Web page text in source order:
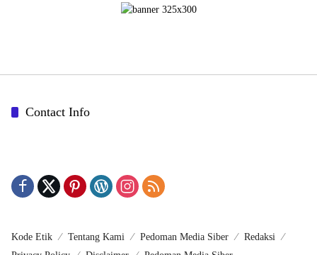
Contact Info
Kode Etik Tentang Kami Pedoman Media Siber
Redaksi